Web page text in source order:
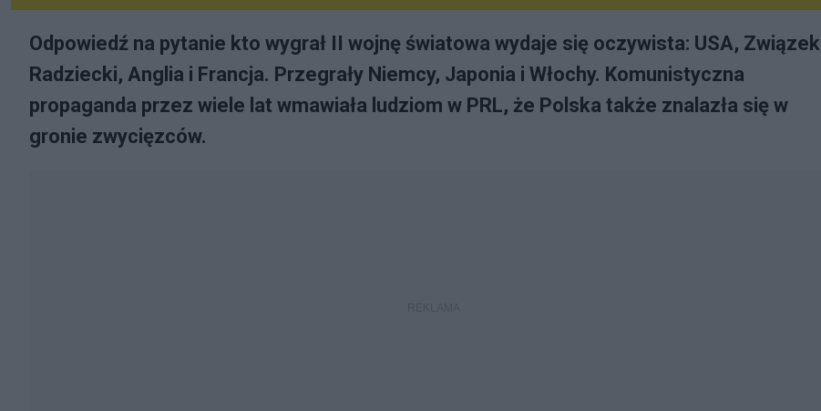
Odpowiedź na pytanie kto wygrał II wojnę światowa wydaje się oczywista: USA, Związek
Radziecki, Anglia i Francja. Przegrały Niemcy, Japonia i Włochy. Komunistyczna
propaganda przez wiele lat wmawiała ludziom w PRL, że Polska także znalazła się w
gronie zwycięzców.